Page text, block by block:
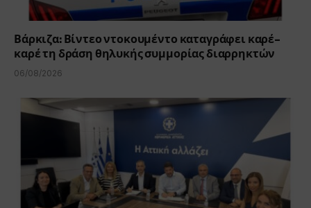
Βάρκιζα: Βίντεο ντοκουμέντο καταγράφει καρέ-
καρέ τη δράση θηλυκής συμμορίας διαρρηκτών
06/08/2026